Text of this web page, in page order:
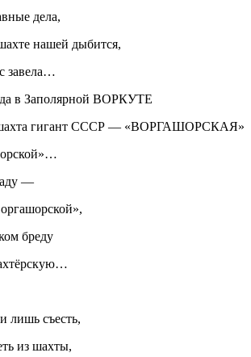
дела,
нашей дыбится,
завела…
в Заполярной ВОРКУТЕ
шахта гигант СССР — «ВОРГАШОРСКАЯ»
аду —
бреду
лишь съесть,
из шахты,